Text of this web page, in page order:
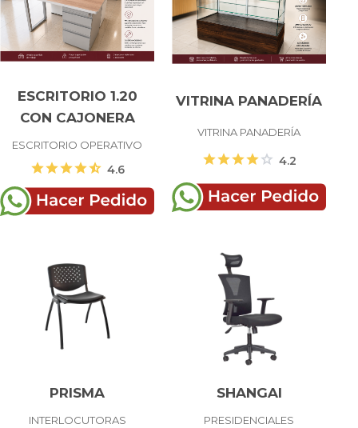
ESCRITORIO 1.20
CON CAJONERA
ESCRITORIO OPERATIVO
starstarstarstarstar_half 4.6
VITRINA PANADERÍA
VITRINA PANADERÍA
starstarstarstarstar 4.2
PRISMA
INTERLOCUTORAS
SHANGAI
PRESIDENCIALES